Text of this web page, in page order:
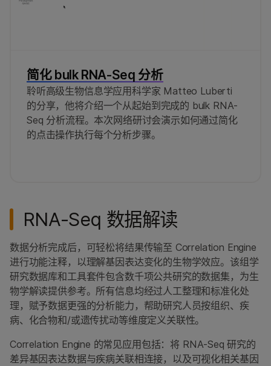
简化 bulk RNA-Seq 分析
聆听高级生物信息学应用科学家 Matteo Luberti
的分享，他将介绍一个从起始到完成的 bulk RNA-
Seq 分析流程。本次网络研讨会演示如何通过简化
的点击操作执行每个分析步骤。
RNA-Seq 数据解读
数据分析完成后，可轻松将结果传输至 Correlation Engine
进行功能注释，以理解基因表达变化的生物学效应。该组学
研究数据库和工具套件包含数千项公共研究的数据集，为生
物学解读提供参考。所有信息均经过人工整理和标准化处
理，赋予数据更强的分析能力，帮助研究人员按组织、疾
病、化合物和/或遗传扰动等维度定义关联性。
Correlation Engine 的常见应用包括：将 RNA-Seq 研究的
差异基因表达数据与疾病关联相连接，以及可视化相关基因